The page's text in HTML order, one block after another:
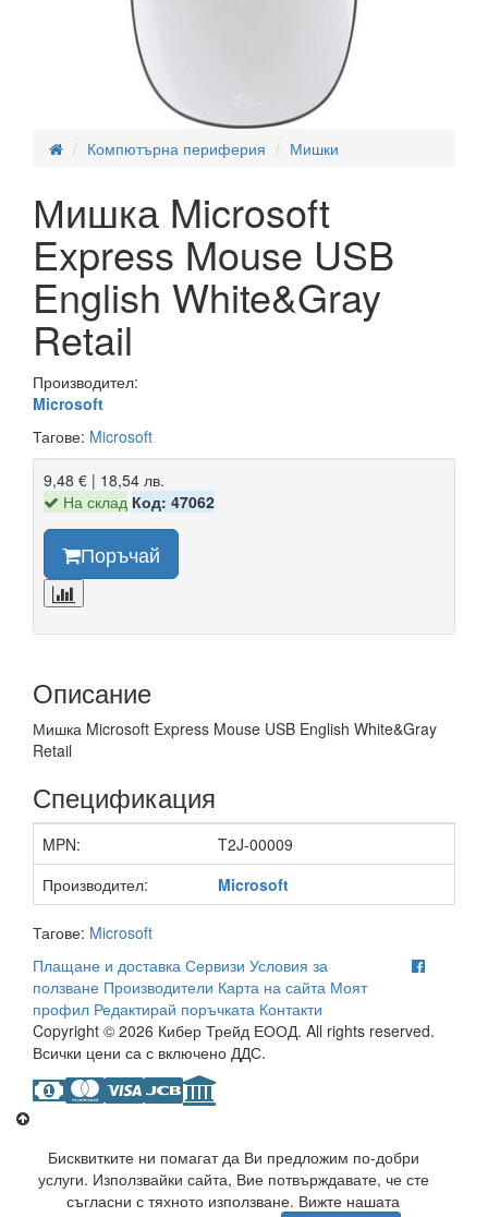
Компютърна периферия Мишки
Мишка Microsoft
Express Mouse USB
English White&Gray
Retail
Производител:
Microsoft
Тагове: Microsoft
9,48 € | 18,54 лв.
На склад Код: 47062
Поръчай
Описание
Мишка Microsoft Express Mouse USB English White&Gray
Retail
Спецификация
MPN:
T2J-00009
Производител:
Microsoft
Тагове: Microsoft
Плащане и доставка Сервизи Условия за
ползване Производители Карта на сайта Моят
профил Редактирай поръчката Контакти
Copyright © 2026 Кибер Трейд ЕООД. All rights reserved.
Всички цени са с включено ДДС.
Бисквитките ни помагат да Ви предложим по-добри
услуги. Използвайки сайта, Вие потвърждавате, че сте
съгласни с тяхното използване. Вижте нашата